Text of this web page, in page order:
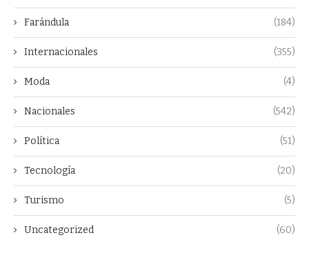
Farándula (184)
Internacionales (355)
Moda (4)
Nacionales (542)
Política (51)
Tecnología (20)
Turismo (5)
Uncategorized (60)